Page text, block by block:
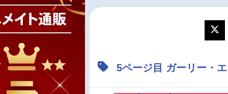
マンガ・ラノベ 音楽
アニメ記事一覧
声優記事一覧
5ページ目 ガーリー・